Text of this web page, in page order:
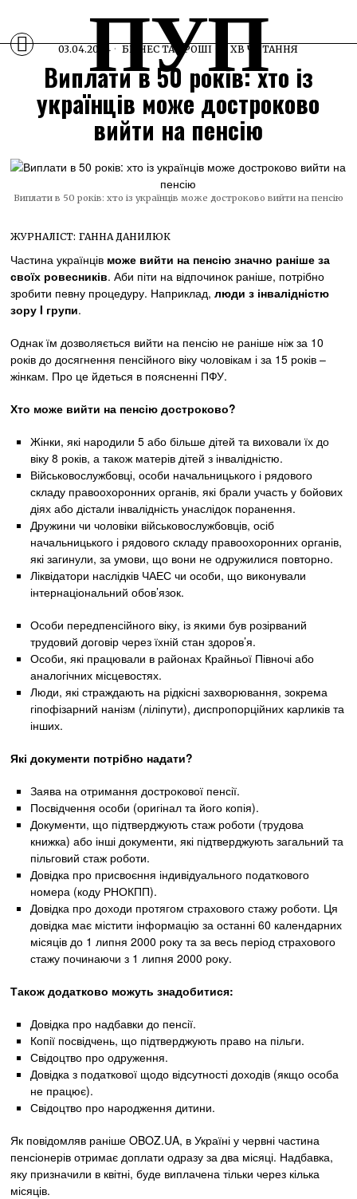
ПУП
03.04.2024 БІЗНЕС ТА ГРОШІ 1 ХВ ЧИТАННЯ
Виплати в 50 років: хто із
українців може достроково
вийти на пенсію
Виплати в 50 років: хто із українців може достроково вийти на пенсію
ЖУРНАЛІСТ: ГАННА ДАНИЛЮК
Частина українців може вийти на пенсію значно раніше за
своїх ровесників. Аби піти на відпочинок раніше, потрібно
зробити певну процедуру. Наприклад,люди з інвалідністю
зору I групи.
Однак їм дозволяється вийти на пенсію не раніше ніж за 10
років до досягнення пенсійного віку чоловікам і за 15 років –
жінкам. Про це йдеться в поясненні ПФУ.
Хто може вийти на пенсію достроково?
Жінки, які народили 5 або більше дітей та виховали їх до
віку 8 років, а також матерів дітей з інвалідністю.
Військовослужбовці, особи начальницького і рядового
складу правоохоронних органів, які брали участь у бойових
діях або дістали інвалідність унаслідок поранення.
Дружини чи чоловіки військовослужбовців, осіб
начальницького і рядового складу правоохоронних органів,
які загинули, за умови, що вони не одружилися повторно.
Ліквідатори наслідків ЧАЕС чи особи, що виконували
інтернаціональний обов’язок.
Особи передпенсійного віку, із якими був розірваний
трудовий договір через їхній стан здоров’я.
Особи, які працювали в районах Крайньої Півночі або
аналогічних місцевостях.
Люди, які страждають на рідкісні захворювання, зокрема
гіпофізарний нанізм (ліліпути), диспропорційних карликів та
інших.
Які документи потрібно надати?
Заява на отримання дострокової пенсії.
Посвідчення особи (оригінал та його копія).
Документи, що підтверджують стаж роботи (трудова
книжка) або інші документи, які підтверджують загальний та
пільговий стаж роботи.
Довідка про присвоєння індивідуального податкового
номера (коду РНОКПП).
Довідка про доходи протягом страхового стажу роботи. Ця
довідка має містити інформацію за останні 60 календарних
місяців до 1 липня 2000 року та за весь період страхового
стажу починаючи з 1 липня 2000 року.
Також додатково можуть знадобитися:
Довідка про надбавки до пенсії.
Копії посвідчень, що підтверджують право на пільги.
Свідоцтво про одруження.
Довідка з податкової щодо відсутності доходів (якщо особа
не працює).
Свідоцтво про народження дитини.
Як повідомляв раніше OBOZ.UA, в Україні у червні частина
пенсіонерів отримає доплати одразу за два місяці. Надбавка,
яку призначили в квітні, буде виплачена тільки через кілька
місяців.